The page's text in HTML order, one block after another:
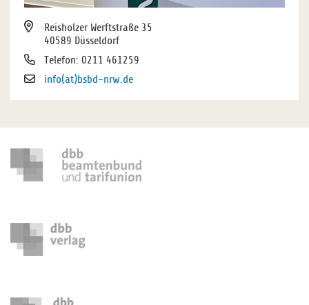
Reisholzer Werftstraße 35
40589 Düsseldorf
Telefon: 0211 461259
info(at)bsbd-nrw.de